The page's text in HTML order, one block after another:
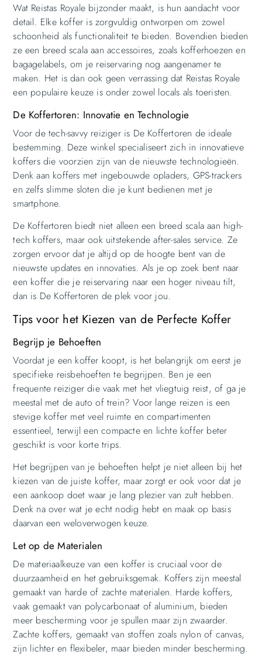
Wat Reistas Royale bijzonder maakt, is hun aandacht voor
detail. Elke koffer is zorgvuldig ontworpen om zowel
schoonheid als functionaliteit te bieden. Bovendien bieden
ze een breed scala aan accessoires, zoals kofferhoezen en
bagagelabels, om je reiservaring nog aangenamer te
maken. Het is dan ook geen verrassing dat Reistas Royale
een populaire keuze is onder zowel locals als toeristen.
De Koffertoren: Innovatie en Technologie
Voor de tech-savvy reiziger is De Koffertoren de ideale
bestemming. Deze winkel specialiseert zich in innovatieve
koffers die voorzien zijn van de nieuwste technologieën.
Denk aan koffers met ingebouwde opladers, GPS-trackers
en zelfs slimme sloten die je kunt bedienen met je
smartphone.
De Koffertoren biedt niet alleen een breed scala aan high-
tech koffers, maar ook uitstekende after-sales service. Ze
zorgen ervoor dat je altijd op de hoogte bent van de
nieuwste updates en innovaties. Als je op zoek bent naar
een koffer die je reiservaring naar een hoger niveau tilt,
dan is De Koffertoren de plek voor jou.
Tips voor het Kiezen van de Perfecte Koffer
Begrijp je Behoeften
Voordat je een koffer koopt, is het belangrijk om eerst je
specifieke reisbehoeften te begrijpen. Ben je een
frequente reiziger die vaak met het vliegtuig reist, of ga je
meestal met de auto of trein? Voor lange reizen is een
stevige koffer met veel ruimte en compartimenten
essentieel, terwijl een compacte en lichte koffer beter
geschikt is voor korte trips.
Het begrijpen van je behoeften helpt je niet alleen bij het
kiezen van de juiste koffer, maar zorgt er ook voor dat je
een aankoop doet waar je lang plezier van zult hebben.
Denk na over wat je echt nodig hebt en maak op basis
daarvan een weloverwogen keuze.
Let op de Materialen
De materiaalkeuze van een koffer is cruciaal voor de
duurzaamheid en het gebruiksgemak. Koffers zijn meestal
gemaakt van harde of zachte materialen. Harde koffers,
vaak gemaakt van polycarbonaat of aluminium, bieden
meer bescherming voor je spullen maar zijn zwaarder.
Zachte koffers, gemaakt van stoffen zoals nylon of canvas,
zijn lichter en flexibeler, maar bieden minder bescherming.